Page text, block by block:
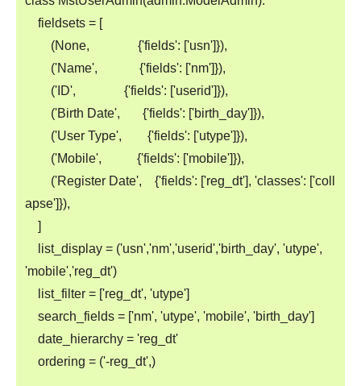
fieldsets = [
(None, {'fields': ['usn']}),
('Name', {'fields': ['nm']}),
('ID', {'fields': ['userid']}),
('Birth Date', {'fields': ['birth_day']}),
('User Type', {'fields': ['utype']}),
('Mobile', {'fields': ['mobile']}),
('Register Date', {'fields': ['reg_dt'], 'classes': ['coll
apse']}),
]
list_display = ('usn','nm','userid','birth_day', 'utype',
'mobile','reg_dt')
list_filter = ['reg_dt', 'utype']
search_fields = ['nm', 'utype', 'mobile', 'birth_day']
date_hierarchy = 'reg_dt'
ordering = ('-reg_dt',)